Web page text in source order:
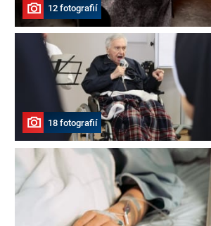
12 fotografií
18 fotografií